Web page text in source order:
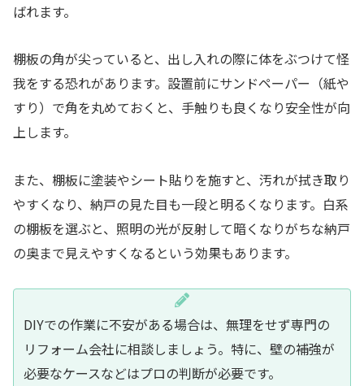
ばれます。
棚板の角が尖っていると、出し入れの際に体をぶつけて怪
我をする恐れがあります。設置前にサンドペーパー（紙や
すり）で角を丸めておくと、手触りも良くなり安全性が向
上します。
また、棚板に塗装やシート貼りを施すと、汚れが拭き取り
やすくなり、納戸の見た目も一段と明るくなります。白系
の棚板を選ぶと、照明の光が反射して暗くなりがちな納戸
の奥まで見えやすくなるという効果もあります。
DIYでの作業に不安がある場合は、無理をせず専門の
リフォーム会社に相談しましょう。特に、壁の補強が
必要なケースなどはプロの判断が必要です。